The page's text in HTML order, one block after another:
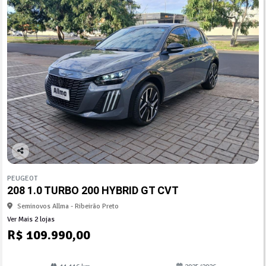
Co
arti
lhe
PEUGEOT
208 1.0 TURBO 200 HYBRID GT CVT
Seminovos Allma - Ribeirão Preto
Ver Mais 2 lojas
R$ 109.990,00